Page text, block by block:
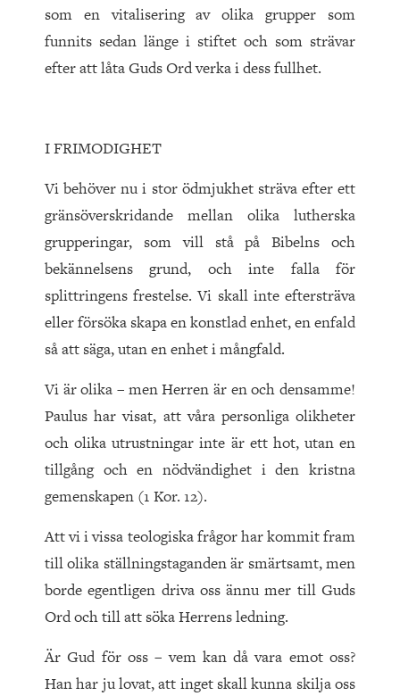
som en vitalisering av olika grupper som
funnits sedan länge i stiftet och som strävar
efter att låta Guds Ord verka i dess fullhet.
I FRIMODIGHET
Vi behöver nu i stor ödmjukhet sträva efter ett
gränsöverskridande mellan olika lutherska
grupperingar, som vill stå på Bibelns och
bekännelsens grund, och inte falla för
splittringens frestelse. Vi skall inte eftersträva
eller försöka skapa en konstlad enhet, en enfald
så att säga, utan en enhet i mångfald.
Vi är olika – men Herren är en och densamme!
Paulus har visat, att våra personliga olikheter
och olika utrustningar inte är ett hot, utan en
tillgång och en nödvändighet i den kristna
gemenskapen (1 Kor. 12).
Att vi i vissa teologiska frågor har kommit fram
till olika ställningstaganden är smärtsamt, men
borde egentligen driva oss ännu mer till Guds
Ord och till att söka Herrens ledning.
Är Gud för oss – vem kan då vara emot oss?
Han har ju lovat, att inget skall kunna skilja oss